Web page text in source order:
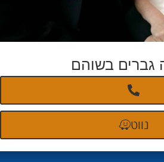
גברים בשוהם
נווט